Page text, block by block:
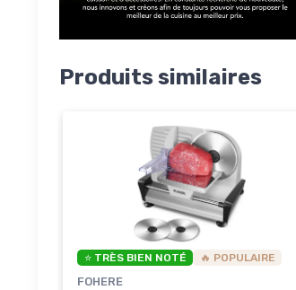
Produits similaires
⭐ TRÈS BIEN NOTÉ 🔥 POPULAIRE
FOHERE